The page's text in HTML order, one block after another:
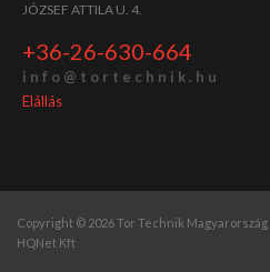
JÓZSEF ATTILA U. 4.
+36-26-630-664
i n f o @ t o r t e c h n i k . h u
Elállás
Copyright © 2026 Tor Technik
HQNet Kft